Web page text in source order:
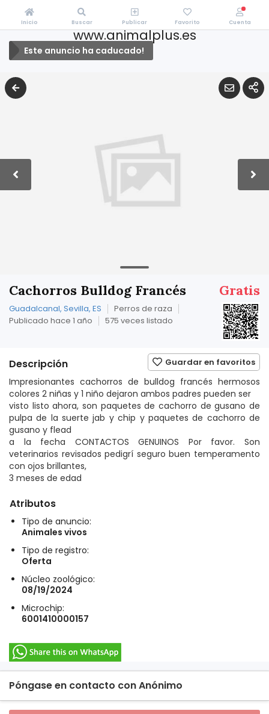
www.animalplus.es
Este anuncio ha caducado!
Gratis
Cachorros Bulldog Francés
Guadalcanal, Sevilla, ES
Perros de raza
Publicado hace 1 año
575 veces listado
Guardar en favoritos
Descripción
Impresionantes cachorros de bulldog francés hermosos
colores 2 niñas y 1 niño dejaron ambos padres pueden ser
visto listo ahora, son paquetes de cachorro de gusano de
pulpa de la suerte jab y chip y paquetes de cachorro de
gusano y flead
a la fecha CONTACTOS GENUINOS Por favor. Son
veterinarios revisados pedigrí seguro buen temperamento
con ojos brillantes,
3 meses de edad
Atributos
Tipo de anuncio:
Animales vivos
Tipo de registro:
Oferta
Núcleo zoológico:
08/19/2024
Microchip:
6001410000157
Póngase en contacto con Anónimo
Inicio Buscar Publicar Favorito Cuenta